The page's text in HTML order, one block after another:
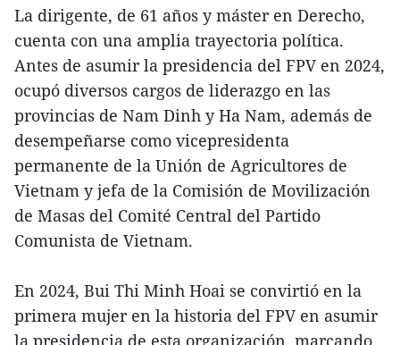
La dirigente, de 61 años y máster en Derecho,
cuenta con una amplia trayectoria política.
Antes de asumir la presidencia del FPV en 2024,
ocupó diversos cargos de liderazgo en las
provincias de Nam Dinh y Ha Nam, además de
desempeñarse como vicepresidenta
permanente de la Unión de Agricultores de
Vietnam y jefa de la Comisión de Movilización
de Masas del Comité Central del Partido
Comunista de Vietnam.
En 2024, Bui Thi Minh Hoai se convirtió en la
primera mujer en la historia del FPV en asumir
la presidencia de esta organización, marcando